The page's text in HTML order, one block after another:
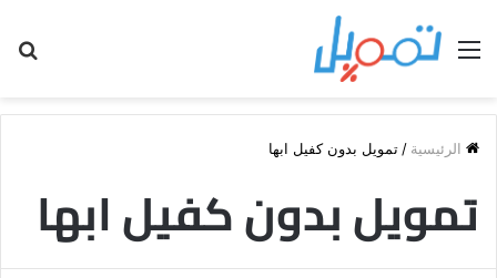
القائمة
الرئيسية / تمويل بدون كفيل ابها
تمويل بدون كفيل ابها